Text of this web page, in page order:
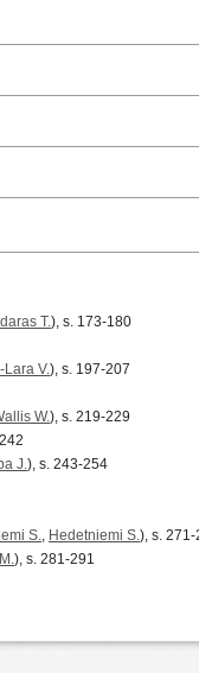
T.), s. 173-180
Lara V.), s. 197-207
W.), s. 219-229
J.), s. 243-254
S., Hedetniemi S.), s.
), s. 281-291